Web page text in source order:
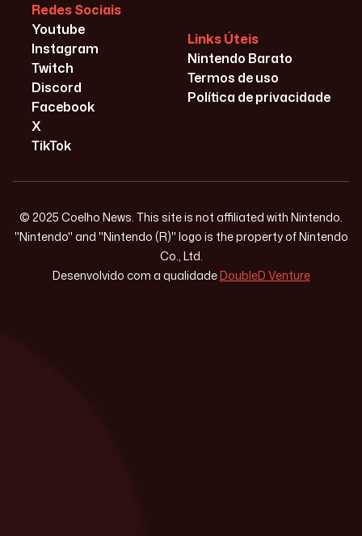
Redes Sociais
Youtube
Instagram
Twitch
Discord
Facebook
X
TikTok
Links Úteis
Nintendo Barato
Termos de uso
Política de privacidade
© 2025 Coelho News. This site is not affiliated with Nintendo.
"Nintendo" and "Nintendo (R)" logo is the property of Nintendo
Co., Ltd.
Desenvolvido com a qualidadeDoubleD Venture